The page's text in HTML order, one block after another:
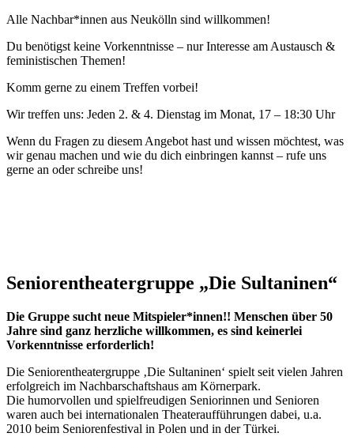
Alle Nachbar*innen aus Neukölln sind willkommen!
Du benötigst keine Vorkenntnisse – nur Interesse am Austausch &
feministischen Themen!
Komm gerne zu einem Treffen vorbei!
Wir treffen uns: Jeden 2. & 4. Dienstag im Monat, 17 – 18:30 Uhr
Wenn du Fragen zu diesem Angebot hast und wissen möchtest, was
wir genau machen und wie du dich einbringen kannst – rufe uns
gerne an oder schreibe uns!
Seniorentheatergruppe „Die Sultaninen“
Die Gruppe sucht neue Mitspieler*innen!! Menschen über 50
Jahre sind ganz herzliche willkommen, es sind keinerlei
Vorkenntnisse erforderlich!
Die Seniorentheatergruppe ‚Die Sultaninen‘ spielt seit vielen Jahren
erfolgreich im Nachbarschaftshaus am Körnerpark.
Die humorvollen und spielfreudigen Seniorinnen und Senioren
waren auch bei internationalen Theateraufführungen dabei, u.a.
2010 beim Seniorenfestival in Polen und in der Türkei.